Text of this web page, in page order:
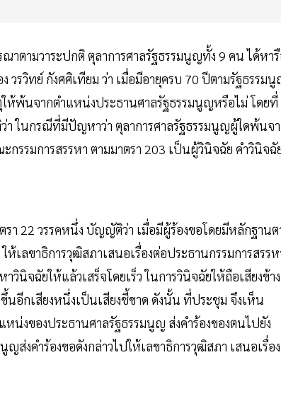
ตามวาระปกติ ตุลาการศาลรัฐธรรมนูญทั้ง 9 คน ได้หา
วรวิทย์ กังศศิเทียม ว่า เมื่อมีอายุครบ 70 ปีตามรัฐธรรม
พ้นจากตำแหน่งประธานศาลรัฐธรรมนูญหรือไม่ โดยที่
ในกรณีที่มีปัญหาว่า ตุลาการศาลรัฐธรรมนูญผู้ใดพ้นจ
รรมการสรรหา ตามมาตรา 203 เป็นผู้วินิจฉัย คำวินิจฉั
22 วรรคหนึ่ง บัญญัติว่า เมื่อมีผู้ร้องขอโดยมีหลักฐานต
เลขาธิการวุฒิสภาเสนอเรื่องต่อประธานกรรมการสรรห
นิจฉัยให้แล้วเสร็จโดยเร็ว ในการวินิจฉัยให้ถือเสียงข้าง
นอีกเสียงหนึ่งเป็นเสียงชี้ขาด ดังนั้น ที่ประชุม จึงเห็น
น่งของประธานศาลรัฐธรรมนูญ ส่งคำร้องของตนไปยัง
ส่งคำร้องขอดังกล่าวไปให้เลขาธิการวุฒิสภา เสนอเรื่อง